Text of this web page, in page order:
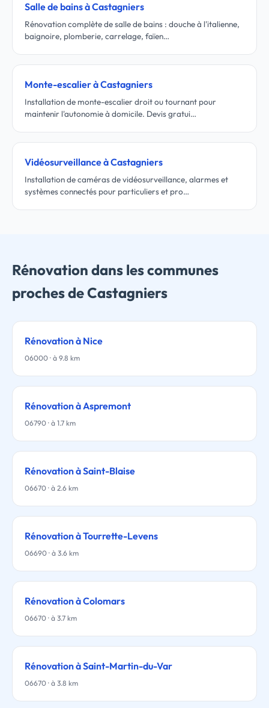
Salle de bains à Castagniers
Rénovation complète de salle de bains : douche à l'italienne,
baignoire, plomberie, carrelage, faïen…
Monte-escalier à Castagniers
Installation de monte-escalier droit ou tournant pour
maintenir l'autonomie à domicile. Devis gratui…
Vidéosurveillance à Castagniers
Installation de caméras de vidéosurveillance, alarmes et
systèmes connectés pour particuliers et pro…
Rénovation dans les communes
proches de Castagniers
Rénovation à Nice
06000 · à 9.8 km
Rénovation à Aspremont
06790 · à 1.7 km
Rénovation à Saint-Blaise
06670 · à 2.6 km
Rénovation à Tourrette-Levens
06690 · à 3.6 km
Rénovation à Colomars
06670 · à 3.7 km
Rénovation à Saint-Martin-du-Var
06670 · à 3.8 km